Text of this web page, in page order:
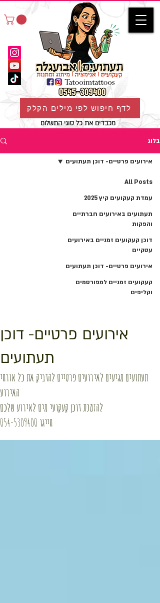
מכבדים את כל סוגי התשלום
לדף חיפוש לפי מילים הקלק
בלוג
All Posts
עמדת קעקועים קיץ 2025
תעתועים באירועים חברתיים
והפקות
דוכן קעקועים זמניים באירועים
עסקיים
אירועים פרטיים- דוכן תעתועים
קעקועים זמניים למפורסמים
וקליפים
אירועים פרטיים- דוכן תעתועים
אירועים פרטיים- דוכן
תעתועים
תעתועים מגיעים לאירועים פרטיים להדביק את כל אורחי
האירוע
להזמנת דוכן קעקועי מים לאירוע שלכם
חייגו 054-5309400